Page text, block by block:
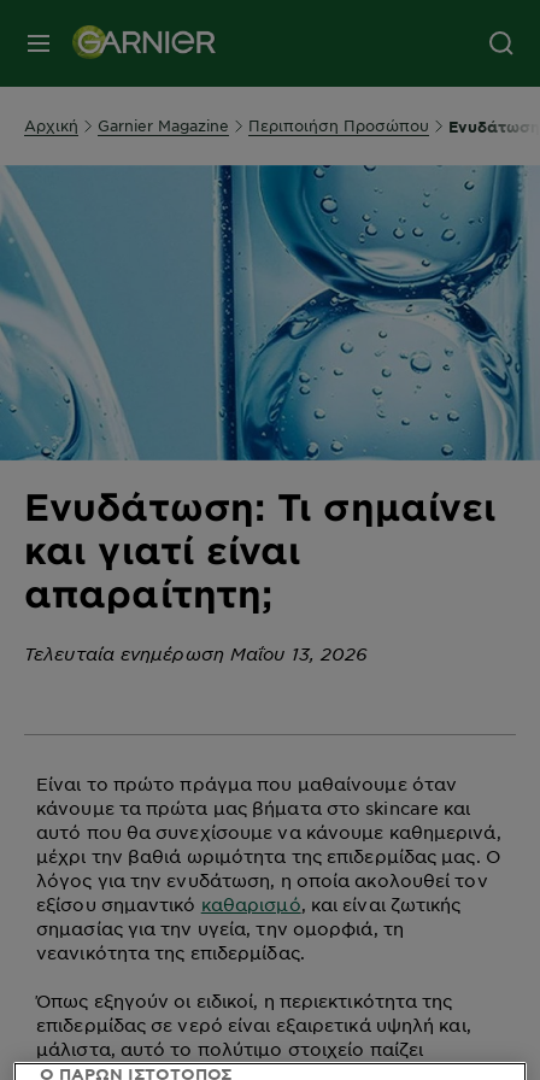
MENU
Αρχική Garnier Magazine Περιποιήση Προσώπου Ενυδάτωση:
Ενυδάτωση: Τι σημαίνει
και γιατί είναι
απαραίτητη;
Τελευταία ενημέρωση Μαΐου 13, 2026
Είναι το πρώτο πράγμα που μαθαίνουμε όταν
κάνουμε τα πρώτα μας βήματα στο skincare και
αυτό που θα συνεχίσουμε να κάνουμε καθημερινά,
μέχρι την βαθιά ωριμότητα της επιδερμίδας μας. Ο
λόγος για την ενυδάτωση, η οποία ακολουθεί τον
εξίσου σημαντικό καθαρισμό, και είναι ζωτικής
σημασίας για την υγεία, την ομορφιά, τη
νεανικότητα της επιδερμίδας.
Όπως εξηγούν οι ειδικοί, η περιεκτικότητα της
επιδερμίδας σε νερό είναι εξαιρετικά υψηλή και,
μάλιστα, αυτό το πολύτιμο στοιχείο παίζει
σημαντικό ρόλο όχι μόνο στην απαλότητα και την
Ο ΠΑΡΩΝ ΙΣΤΟΤΟΠΟΣ